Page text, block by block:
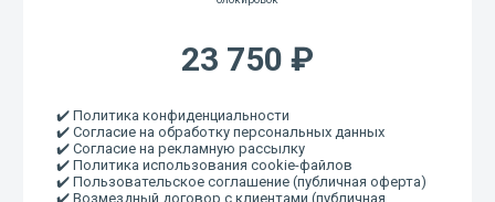
23 750 ₽
✔️ Политика конфиденциальности
✔️ Согласие на обработку персональных данных
✔️ Согласие на рекламную рассылку
✔️ Политика использования cookie-файлов
✔️ Пользовательское соглашение (публичная оферта)
✔️ Возмездный договор с клиентами (публичная